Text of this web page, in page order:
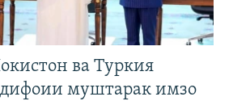
ва Туркия
муштарак имзо